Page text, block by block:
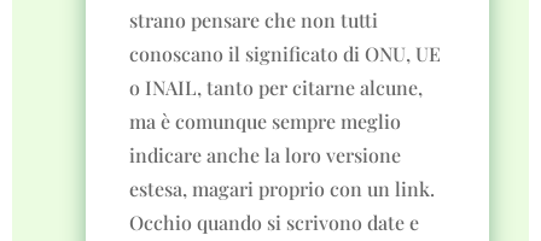
strano pensare che non tutti
conoscano il significato di ONU, UE
o INAIL, tanto per citarne alcune,
ma è comunque sempre meglio
indicare anche la loro versione
estesa, magari proprio con un link.
Occhio quando si scrivono date e